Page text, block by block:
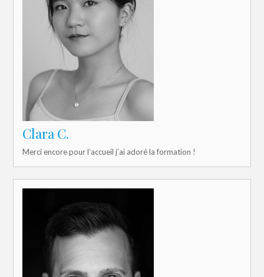
Clara C.
Merci encore pour l’accueil j’ai adoré la formation !